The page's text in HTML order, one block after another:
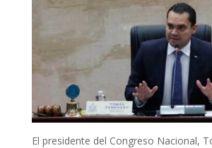
El presidente del Congreso Nacional,